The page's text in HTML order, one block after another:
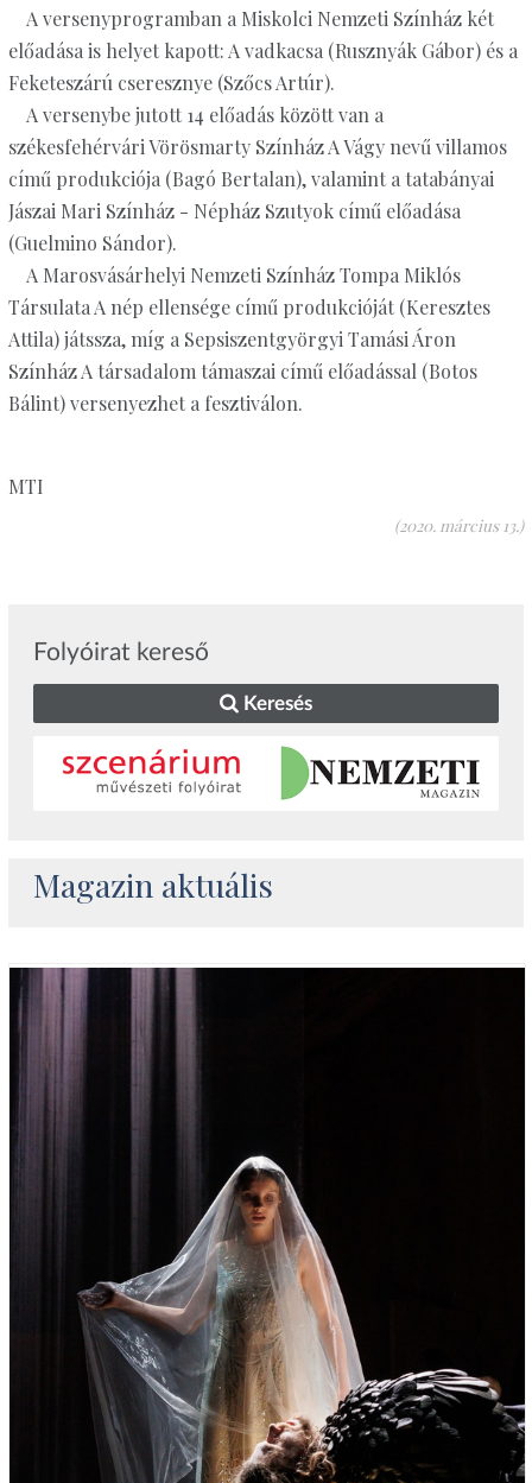
A versenyprogramban a Miskolci Nemzeti Színház két
előadása is helyet kapott: A vadkacsa (Rusznyák Gábor) és a
Feketeszárú cseresznye (Szőcs Artúr).
A versenybe jutott 14 előadás között van a
székesfehérvári Vörösmarty Színház A Vágy nevű villamos
című produkciója (Bagó Bertalan), valamint a tatabányai
Jászai Mari Színház - Népház Szutyok című előadása
(Guelmino Sándor).
A Marosvásárhelyi Nemzeti Színház Tompa Miklós
Társulata A nép ellensége című produkcióját (Keresztes
Attila) játssza, míg a Sepsiszentgyörgyi Tamási Áron
Színház A társadalom támaszai című előadással (Botos
Bálint) versenyezhet a fesztiválon.
MTI
(2020. március 13.)
Folyóirat kereső
Keresés
Magazin aktuális